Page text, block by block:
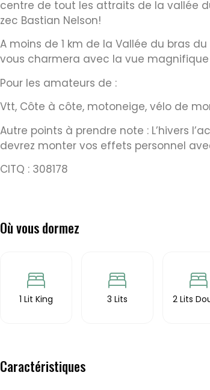
centre de tout les attraits de la vallée
zec Bastian Nelson!
A moins de 1 km de la Vallée du bras
vous charmera avec la vue
Pour les amateurs de :
Vtt, Côte à côte, motoneige, vélo de
Autre points à prendre note : L’hivers
devrez monter vos effets personnel
CITQ : 308178
Où vous dormez
1 Lit King 3 Lits 2 Lits
Caractéristiques